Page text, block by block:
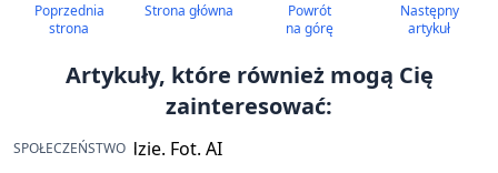
Poprzednia
strona
Strona główna
Powrót
na górę
Następny
artykuł
Artykuły, które również mogą Cię
zainteresować:
SPOŁECZEŃSTWO